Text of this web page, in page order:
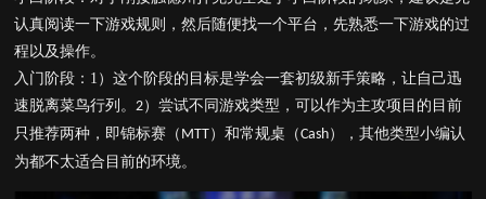
认真阅读一下游戏规则，然后随便找一个平台，先熟悉一下游戏的过
程以及操作。
入门阶段： 1 ）这个阶段的目标是学会一套初级新手策略，让自己迅
速脱离菜鸟行列。 2）尝试不同游戏类型，可以作为主攻项目的目前
只推荐两种，即锦标赛（ MTT）和常规桌（Cash），其他类型小编认
为都不太适合目前的环境。